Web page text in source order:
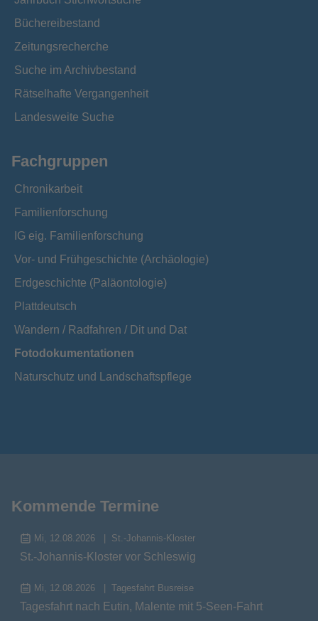
Büchereibestand
Zeitungsrecherche
Suche im Archivbestand
Rätselhafte Vergangenheit
Landesweite Suche
Fachgruppen
Chronikarbeit
Familienforschung
IG eig. Familienforschung
Vor- und Frühgeschichte (Archäologie)
Erdgeschichte (Paläontologie)
Plattdeutsch
Wandern / Radfahren / Dit und Dat
Fotodokumentationen
Naturschutz und Landschaftspflege
Kommende Termine
Mi, 12.08.2026 St.-Johannis-Kloster
St.-Johannis-Kloster vor Schleswig
Mi, 12.08.2026 Tagesfahrt Busreise
Tagesfahrt nach Eutin, Malente mit 5-Seen-Fahrt